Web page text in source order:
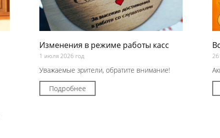
Изменения в режиме работы касс
1 июля 2026 год
Уважаемые зрители, обратите внимание!
Подробнее